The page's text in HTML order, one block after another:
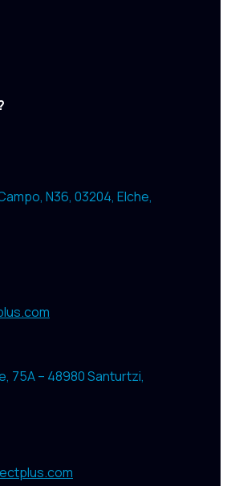
N36, 03204, Elche,
75A – 48980 Santurtzi,